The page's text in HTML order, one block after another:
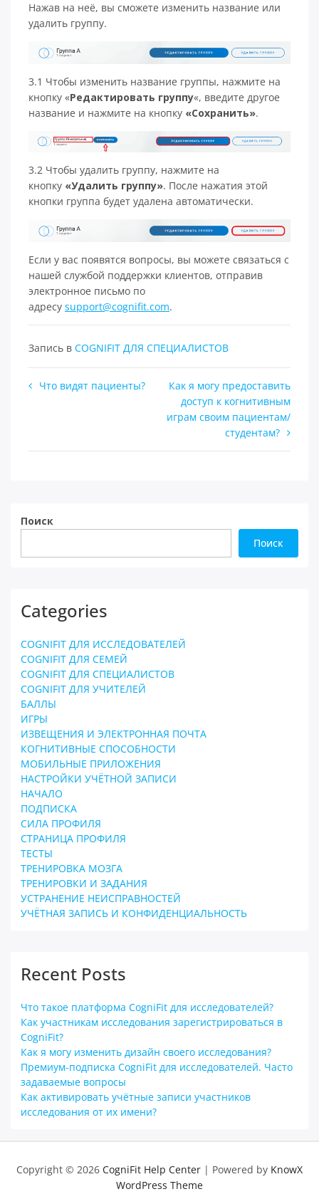
Нажав на неё, вы сможете изменить название или
удалить группу.
3.1 Чтобы изменить название группы, нажмите на
кнопку «Редактировать группу«, введите другое
название и нажмите на кнопку «Сохранить».
3.2 Чтобы удалить группу, нажмите на
кнопку «Удалить группу». После нажатия этой
кнопки группа будет удалена автоматически.
Если у вас появятся вопросы, вы можете связаться с
нашей службой поддержки клиентов, отправив
электронное письмо по
адресу support@cognifit.com.
Запись в COGNIFIT ДЛЯ СПЕЦИАЛИСТОВ
Навигация
Что видят пациенты?
Как я могу предоставить
доступ к когнитивным
играм своим пациентам/
студентам?
Поиск
Поиск
Categories
COGNIFIT ДЛЯ ИССЛЕДОВАТЕЛЕЙ
COGNIFIT ДЛЯ СЕМЕЙ
COGNIFIT ДЛЯ СПЕЦИАЛИСТОВ
COGNIFIT ДЛЯ УЧИТЕЛЕЙ
БАЛЛЫ
ИГРЫ
ИЗВЕЩЕНИЯ И ЭЛЕКТРОННАЯ ПОЧТА
КОГНИТИВНЫЕ СПОСОБНОСТИ
МОБИЛЬНЫЕ ПРИЛОЖЕНИЯ
НАСТРОЙКИ УЧЁТНОЙ ЗАПИСИ
НАЧАЛО
ПОДПИСКА
СИЛА ПРОФИЛЯ
СТРАНИЦА ПРОФИЛЯ
ТЕСТЫ
ТРЕНИРОВКА МОЗГА
ТРЕНИРОВКИ И ЗАДАНИЯ
УСТРАНЕНИЕ НЕИСПРАВНОСТЕЙ
УЧЁТНАЯ ЗАПИСЬ И КОНФИДЕНЦИАЛЬНОСТЬ
Recent Posts
Что такое платформа CogniFit для исследователей?
Как участникам исследования зарегистрироваться в
CogniFit?
Как я могу изменить дизайн своего исследования?
Премиум-подписка CogniFit для исследователей. Часто
задаваемые вопросы
Как активировать учётные записи участников
исследования от их имени?
Copyright © 2026 CogniFit Help Center | Powered by KnowX
WordPress Theme